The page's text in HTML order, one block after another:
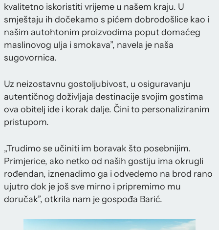
kvalitetno iskoristiti vrijeme u našem kraju. U
smještaju ih dočekamo s pićem dobrodošlice kao i
našim autohtonim proizvodima poput domaćeg
maslinovog ulja i smokava”, navela je naša
sugovornica.
Uz neizostavnu gostoljubivost, u osiguravanju
autentičnog doživljaja destinacije svojim gostima
ova obitelj ide i korak dalje. Čini to personaliziranim
pristupom.
„Trudimo se učiniti im boravak što posebnijim.
Primjerice, ako netko od naših gostiju ima okrugli
rođendan, iznenadimo ga i odvedemo na brod rano
ujutro dok je još sve mirno i pripremimo mu
doručak”, otkrila nam je gospođa Barić.